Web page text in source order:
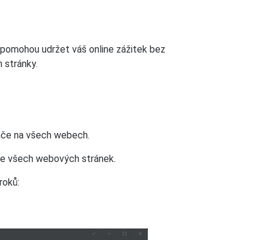
udržet váš online zážitek bez
stránky.
na všech webech.
všech webových stránek.